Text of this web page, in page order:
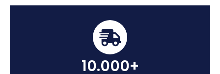
10.000+